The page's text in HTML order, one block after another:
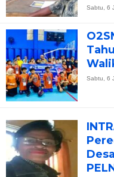
Sabtu, 6
Sabtu, 6